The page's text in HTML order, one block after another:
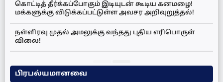
கொட்டித் தீர்க்கப்போகும் இடியுடன் கூடிய கனமழை!
மக்களுக்கு விடுக்கப்பட்டுள்ள அவசர அறிவுறுத்தல்!
நள்ளிரவு முதல் அமலுக்கு வந்தது புதிய எரிபொருள்
விலை!
பிரபல்யமானவை